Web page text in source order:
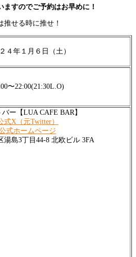
ますのでご予約はお早めに！
推せる時に推せ！
４年１月６日（土）
〜22:00(21:30L.O)
ー【LUA CAFE BAR】
式X（元Twitter）
式ホームページ
湯島3丁目44-8 北欧ビル 3FA